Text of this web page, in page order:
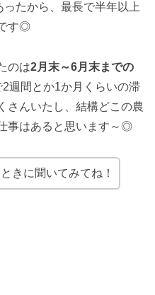
ったから、最長で半年以上
す◎
のは2月末～6月末までの
週間とか1か月くらいの滞
さんいたし、結構どこの農
事はあると思います～◎
きに聞いてみてね！